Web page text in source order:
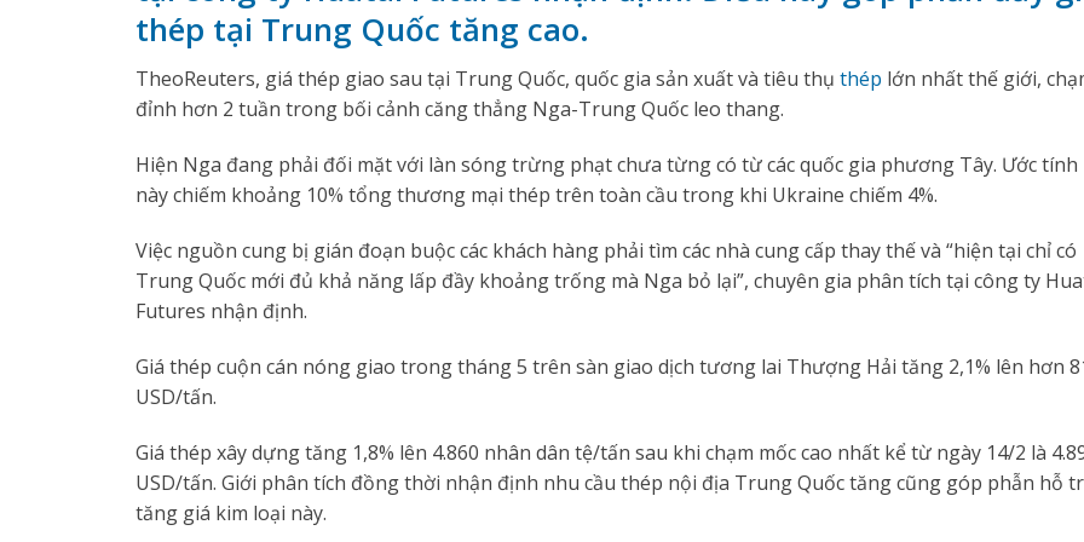
thép tại Trung Quốc tăng cao.
TheoReuters, giá thép giao sau tại Trung Quốc, quốc gia sản xuất và tiêu thụ thép lớn nhất thế giới,
đỉnh hơn 2 tuần trong bối cảnh căng thẳng Nga-Trung Quốc leo thang.
Hiện Nga đang phải đối mặt với làn sóng trừng phạt chưa từng có từ các quốc gia phương Tây. Ước tính
này chiếm khoảng 10% tổng thương mại thép trên toàn cầu trong khi Ukraine chiếm 4%.
Việc nguồn cung bị gián đoạn buộc các khách hàng phải tìm các nhà cung cấp thay thế và “hiện tại chỉ có
Trung Quốc mới đủ khả năng lấp đầy khoảng trống mà Nga bỏ lại”, chuyên gia phân tích tại công ty
Futures nhận định.
Giá thép cuộn cán nóng giao trong tháng 5 trên sàn giao dịch tương lai Thượng Hải tăng 2,1% lên hơn
USD/tấn.
Giá thép xây dựng tăng 1,8% lên 4.860 nhân dân tệ/tấn sau khi chạm mốc cao nhất kể từ ngày 14/2 là
USD/tấn. Giới phân tích đồng thời nhận định nhu cầu thép nội địa Trung Quốc tăng cũng góp phẫn hỗ
tăng giá kim loại này.